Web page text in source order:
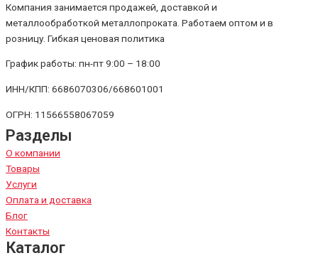
Компания занимается продажей, доставкой и
металлообработкой металлопроката. Работаем оптом и в
розницу. Гибкая ценовая политика
График работы: пн-пт 9:00 – 18:00
ИНН/КПП: 6686070306/668601001
ОГРН: 11566558067059
Разделы
О компании
Товары
Услуги
Оплата и доставка
Блог
Контакты
Каталог